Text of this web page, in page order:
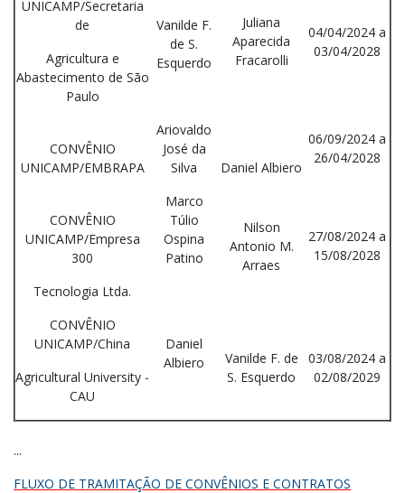
UNICAMP/Secretaria
de
Agricultura e
Abastecimento de São
Paulo
Vanilde F.
de S.
Esquerdo
Juliana
Aparecida
Fracarolli
04/04/2024 a
03/04/2028
CONVÊNIO
UNICAMP/EMBRAPA
Ariovaldo
José da
Silva
Daniel Albiero
06/09/2024 a
26/04/2028
CONVÊNIO
UNICAMP/Empresa
300
Tecnologia Ltda.
Marco
Túlio
Ospina
Patino
Nilson
Antonio M.
Arraes
27/08/2024 a
15/08/2028
CONVÊNIO
UNICAMP/China
Agricultural University -
CAU
Daniel
Albiero
Vanilde F. de
S. Esquerdo
03/08/2024 a
02/08/2029
...
FLUXO DE TRAMITAÇÃO DE CONVÊNIOS E CONTRATOS